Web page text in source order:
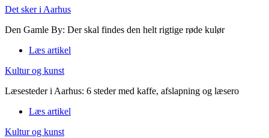
Det sker i Aarhus
Den Gamle By: Der skal findes den helt rigtige røde kulør
Læs artikel
Kultur og kunst
Læsesteder i Aarhus: 6 steder med kaffe, afslapning og læsero
Læs artikel
Kultur og kunst